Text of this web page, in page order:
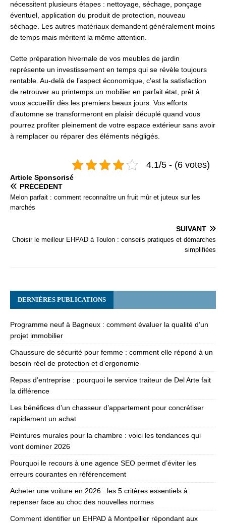
nécessitent plusieurs étapes : nettoyage, séchage, ponçage
éventuel, application du produit de protection, nouveau
séchage. Les autres matériaux demandent généralement moins
de temps mais méritent la même attention.
Cette préparation hivernale de vos meubles de jardin
représente un investissement en temps qui se révèle toujours
rentable. Au-delà de l’aspect économique, c’est la satisfaction
de retrouver au printemps un mobilier en parfait état, prêt à
vous accueillir dès les premiers beaux jours. Vos efforts
d’automne se transformeront en plaisir décuplé quand vous
pourrez profiter pleinement de votre espace extérieur sans avoir
à remplacer ou réparer des éléments négligés.
4.1/5 - (6 votes)
Articlе Spоnsоrisé
PRÉCÉDENT
Melon parfait : comment reconnaître un fruit mûr et juteux sur les
marchés
SUIVANT
Choisir le meilleur EHPAD à Toulon : conseils pratiques et démarches
simplifiées
DERNIÈRES PUBLICATIONS
Programme neuf à Bagneux : comment évaluer la qualité d’un
projet immobilier
Chaussure de sécurité pour femme : comment elle répond à un
besoin réel de protection et d’ergonomie
Repas d’entreprise : pourquoi le service traiteur de Del Arte fait
la différence
Les bénéfices d’un chasseur d’appartement pour concrétiser
rapidement un achat
Peintures murales pour la chambre : voici les tendances qui
vont dominer 2026
Pourquoi le recours à une agence SEO permet d’éviter les
erreurs courantes en référencement
Acheter une voiture en 2026 : les 5 critères essentiels à
repenser face au choc des nouvelles normes
Comment identifier un EHPAD à Montpellier répondant aux